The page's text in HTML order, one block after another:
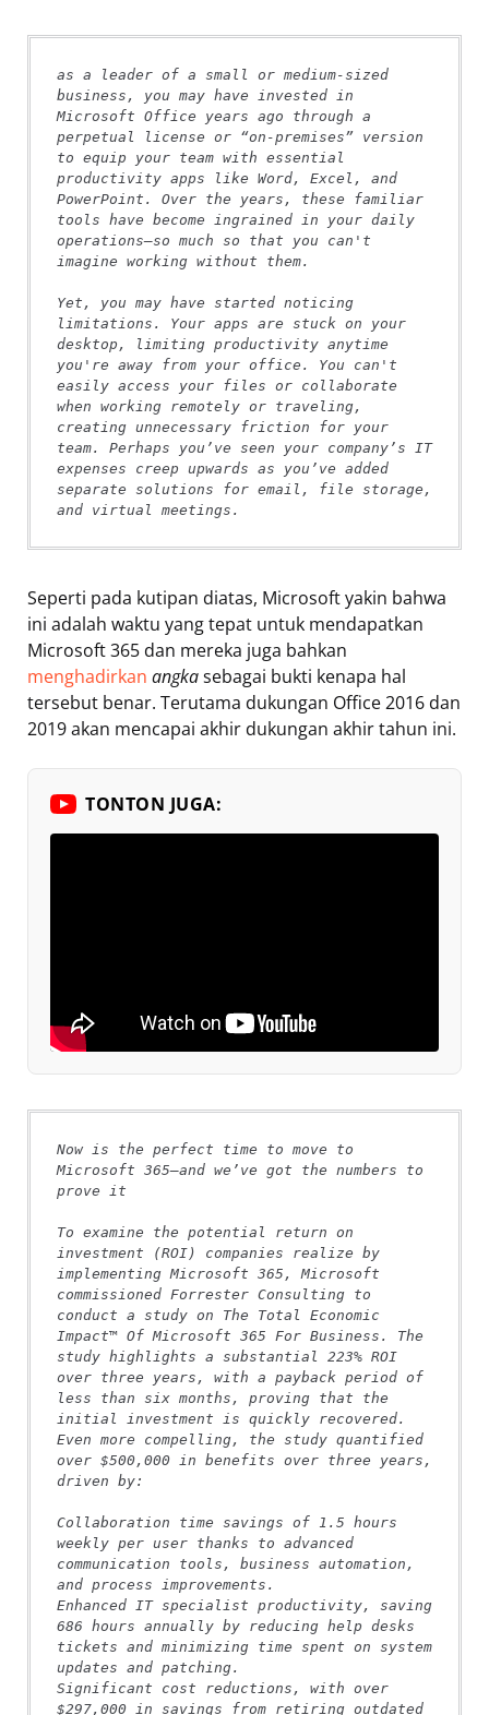
as a leader of a small or medium-sized
business, you may have invested in
Microsoft Office years ago through a
perpetual license or “on-premises” version
to equip your team with essential
productivity apps like Word, Excel, and
PowerPoint. Over the years, these familiar
tools have become ingrained in your daily
operations—so much so that you can't
imagine working without them.
Yet, you may have started noticing
limitations. Your apps are stuck on your
desktop, limiting productivity anytime
you're away from your office. You can't
easily access your files or collaborate
when working remotely or traveling,
creating unnecessary friction for your
team. Perhaps you’ve seen your company’s IT
expenses creep upwards as you’ve added
separate solutions for email, file storage,
and virtual meetings.
Seperti pada kutipan diatas, Microsoft yakin bahwa
ini adalah waktu yang tepat untuk mendapatkan
Microsoft 365 dan mereka juga bahkan
menghadirkan angkasebagai bukti kenapa hal
tersebut benar. Terutama dukungan Office 2016 dan
2019 akan mencapai akhir dukungan akhir tahun ini.
TONTON JUGA:
Now is the perfect time to move to
Microsoft 365—and we’ve got the numbers to
prove it
To examine the potential return on
investment (ROI) companies realize by
implementing Microsoft 365, Microsoft
commissioned Forrester Consulting to
conduct a study on The Total Economic
Impact™ Of Microsoft 365 For Business. The
study highlights a substantial 223% ROI
over three years, with a payback period of
less than six months, proving that the
initial investment is quickly recovered.
Even more compelling, the study quantified
over $500,000 in benefits over three years,
driven by:
Collaboration time savings of 1.5 hours
weekly per user thanks to advanced
communication tools, business automation,
and process improvements.
Enhanced IT specialist productivity, saving
686 hours annually by reducing help desks
tickets and minimizing time spent on system
updates and patching.
Significant cost reductions, with over
$297,000 in savings from retiring outdated